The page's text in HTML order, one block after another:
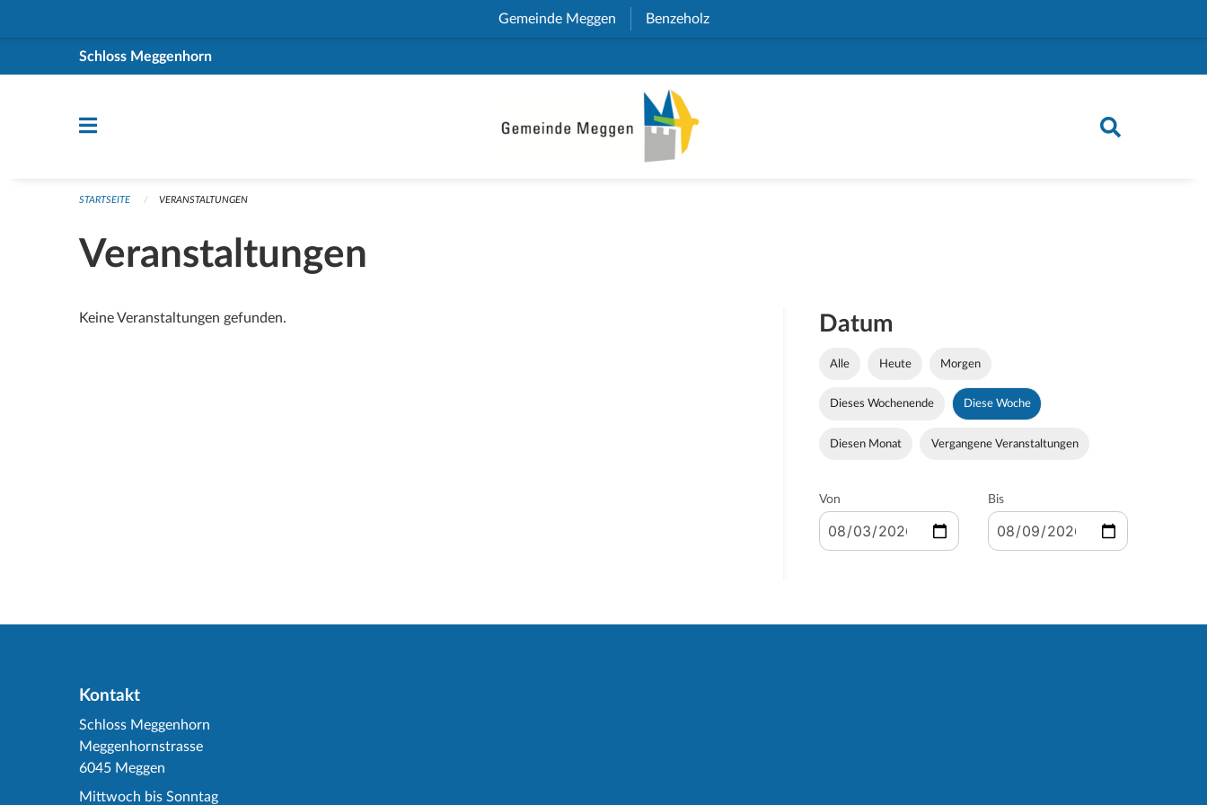
Gemeinde Meggen (External Link)
Benzeholz(External Link)
Schloss Meggenhorn
STARTSEITE VERANSTALTUNGEN
Veranstaltungen
Keine Veranstaltungen gefunden. Datum
Alle Heute Morgen
Dieses Wochenende Diese Woche
Diesen Monat Vergangene Veranstaltungen
Von Bis
Kontakt
Schloss Meggenhorn
Meggenhornstrasse
6045 Meggen
Mittwoch bis Sonntag